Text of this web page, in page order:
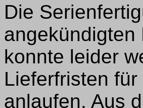
Die
angekündigten
konnte leider
Lieferfristen
anlaufen. Aus